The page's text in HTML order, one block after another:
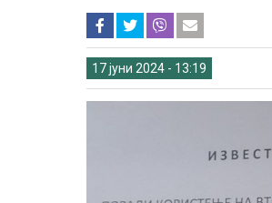
17 јуни 2024 - 13:19